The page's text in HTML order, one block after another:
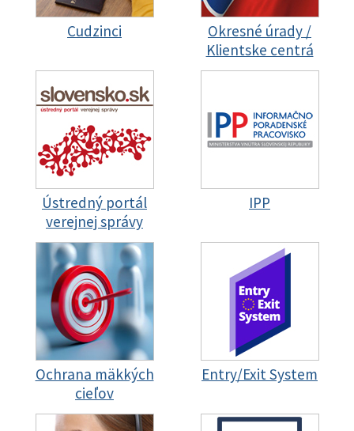
Cudzinci
Okresné úrady /
Klientske centrá
Ústredný portál
verejnej správy
IPP
Ochrana mäkkých
cieľov
Entry/Exit System